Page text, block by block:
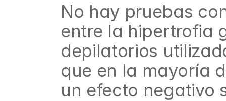
No hay pruebas
entre la hipertrofia
depilatorios
que en la mayoría
un efecto negativo